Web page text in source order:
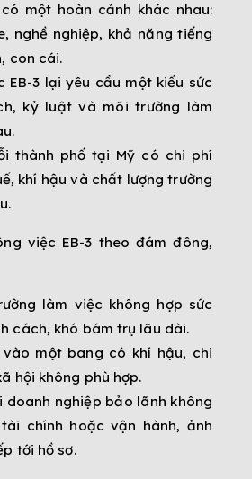
một hoàn cảnh khác nhau:
nghề nghiệp, khả năng tiếng
con cái.
EB-3 lại yêu cầu một kiểu sức
kỷ luật và môi trường làm
thành phố tại Mỹ có chi phí
khí hậu và chất lượng trường
việc EB-3 theo đám đông,
làm việc không hợp sức
cách, khó bám trụ lâu dài.
một bang có khí hậu, chi
hội không phù hợp.
doanh nghiệp bảo lãnh không
chính hoặc vận hành, ảnh
tới hồ sơ.